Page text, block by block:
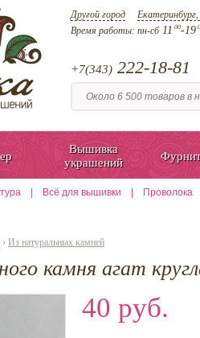
Другой город
Время работы: пн-сб11 00-19
+7(343) 222-18-81
Вышивка
украшений
Всё для вышивки Проволока
› Из натуральных камней
камня агат
40 руб.